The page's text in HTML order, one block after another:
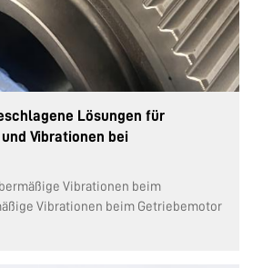
Lösungen für
Vibrationen bei
Vibrationen beim
Vibrationen beim Getriebemotor
Faktoren verursacht werden,